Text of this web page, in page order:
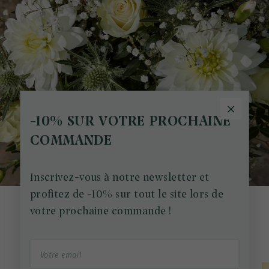
CADEAUX
-10% SUR VOTRE PROCHAINE
COMMANDE
Inscrivez-vous à notre newsletter et
profitez de -10% sur tout le site lors de
votre prochaine commande !